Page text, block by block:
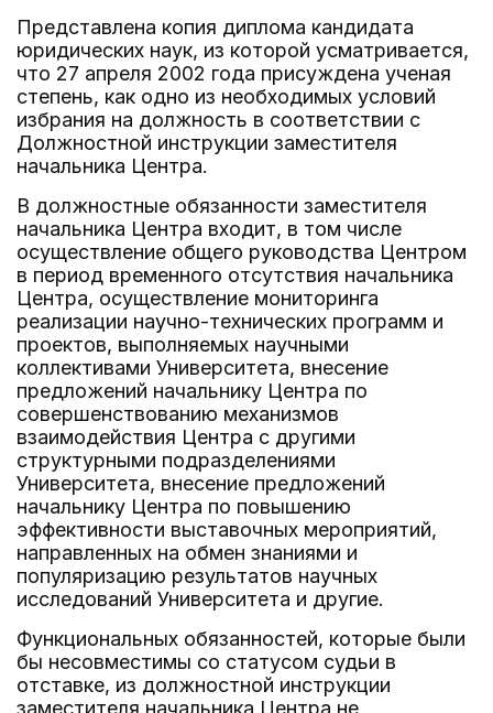
Представлена копия диплома кандидата
юридических наук, из которой усматривается,
что 27 апреля 2002 года присуждена ученая
степень, как одно из необходимых условий
избрания на должность в соответствии с
Должностной инструкции заместителя
начальника Центра.
В должностные обязанности заместителя
начальника Центра входит, в том числе
осуществление общего руководства Центром
в период временного отсутствия начальника
Центра, осуществление мониторинга
реализации научно-технических программ и
проектов, выполняемых научными
коллективами Университета, внесение
предложений начальнику Центра по
совершенствованию механизмов
взаимодействия Центра с другими
структурными подразделениями
Университета, внесение предложений
начальнику Центра по повышению
эффективности выставочных мероприятий,
направленных на обмен знаниями и
популяризацию результатов научных
исследований Университета и другие.
Функциональных обязанностей, которые были
бы несовместимы со статусом судьи в
отставке, из должностной инструкции
заместителя начальника Центра не